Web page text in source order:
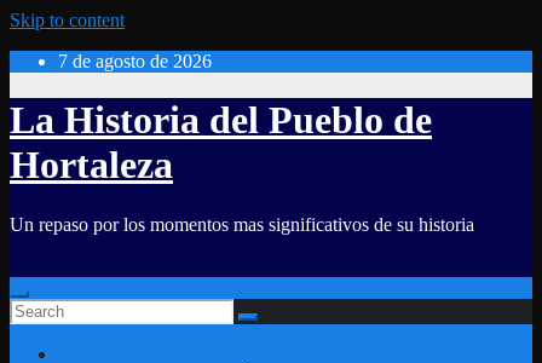
Skip to content
7 de agosto de 2026
La Historia del Pueblo de
Hortaleza
Un repaso por los momentos mas significativos de su historia